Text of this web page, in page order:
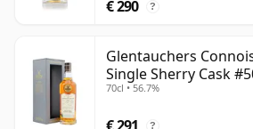
€ 290 ?
Glentauchers
Single Sherry Cask
oud
70cl • 56.7%
?